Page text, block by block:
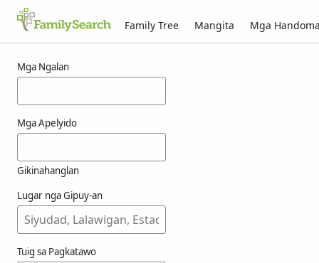
Family Tree Mangita Mga
Mga Ngalan
Mga Apelyido
Gikinahanglan
Lugar nga Gipuy-an
Tuig sa Pagkatawo